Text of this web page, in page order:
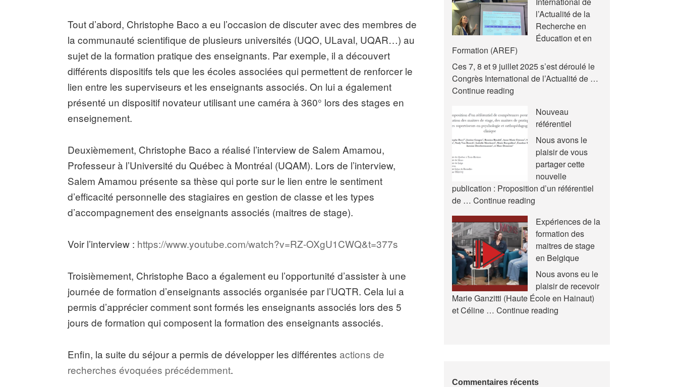
Tout d’abord, Christophe Baco a eu l’occasion de discuter avec des membres de
la communauté scientifique de plusieurs universités (UQO, ULaval, UQAR…) au
sujet de la formation pratique des enseignants. Par exemple, il a découvert
différents dispositifs tels que les écoles associées qui permettent de renforcer le
lien entre les superviseurs et les enseignants associés. On lui a également
présenté un dispositif novateur utilisant une caméra à 360° lors des stages en
enseignement.
Deuxièmement, Christophe Baco a réalisé l’interview de Salem Amamou,
Professeur à l’Université du Québec à Montréal (UQAM). Lors de l’interview,
Salem Amamou présente sa thèse qui porte sur le lien entre le sentiment
d’efficacité personnelle des stagiaires en gestion de classe et les types
d’accompagnement des enseignants associés (maitres de stage).
Voir l’interview : https://www.youtube.com/watch?v=RZ-OXgU1CWQ&t=377s
Troisièmement, Christophe Baco a également eu l’opportunité d’assister à une
journée de formation d’enseignants associés organisée par l’UQTR. Cela lui a
permis d’apprécier comment sont formés les enseignants associés lors des 5
jours de formation qui composent la formation des enseignants associés.
Enfin, la suite du séjour a permis de développer les différentes actions de
recherches évoquées précédemment.
l’Actualité de la
Recherche en
Éducation et en
Formation (AREF)
Ces 7, 8 et 9 juillet 2025 s’est déroulé le
Congrès International de l’Actualité de …
Continue reading
–
Congrès
International
l’Actualité
la
Recherche
Éducation
et
en
Formation
(AREF)
Nouveau
référentiel
Nous avons le
plaisir de vous
partager cette
nouvelle
publication : Proposition d’un référentiel
de …Continue reading
Expériences de la
formation des
maitres de stage
en Belgique
Nous avons eu le
plaisir de recevoir
Marie Ganzitti (Haute École en Hainaut)
et Céline …Continue reading
Commentaires récents